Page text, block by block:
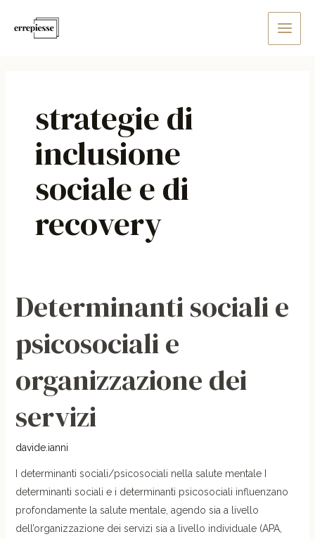
Main
Menu
strategie di
inclusione
sociale e di
recovery
Determinanti sociali e
psicosociali e
organizzazione dei
servizi
davide.ianni
I determinanti sociali/psicosociali nella salute mentale I
determinanti sociali e i determinanti psicosociali influenzano
profondamente la salute mentale, agendo sia a livello
dell’organizzazione dei servizi sia a livello individuale (APA,
Determinanti
sociali
psicosociali
organizzazione
servizi